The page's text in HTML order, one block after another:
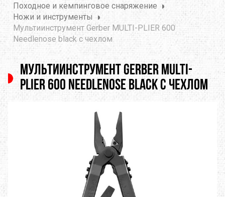
Походное и кемпинговое снаряжение
Ножи и инструменты
Мультиинструмент Gerber MULTI-PLIER 600
Needlenose black с чехлом
Мультиинструмент Gerber MULTI-
PLIER 600 Needlenose black с чехлом